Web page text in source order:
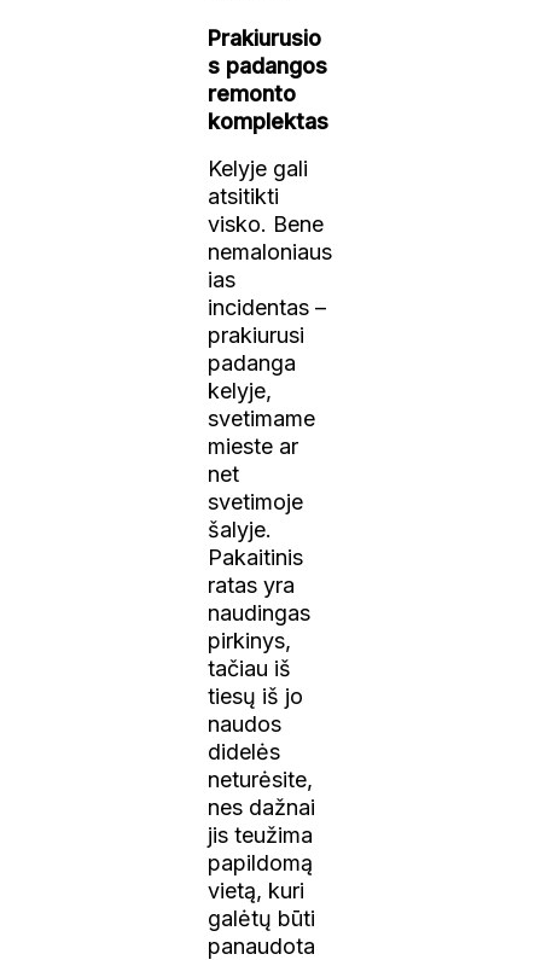
Prakiurusio
s padangos
remonto
komplektas
Kelyje gali
atsitikti
visko. Bene
nemaloniaus
ias
incidentas –
prakiurusi
padanga
kelyje,
svetimame
mieste ar
net
svetimoje
šalyje.
Pakaitinis
ratas yra
naudingas
pirkinys,
tačiau iš
tiesų iš jo
naudos
didelės
neturėsite,
nes dažnai
jis teužima
papildomą
vietą, kuri
galėtų būti
panaudota